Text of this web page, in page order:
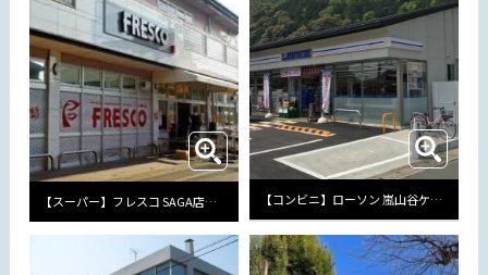
【スーパー】フレスコ SAGA店まで2207m 【コンビニ】ローソン 嵐山谷ケ辻子町店まで462m